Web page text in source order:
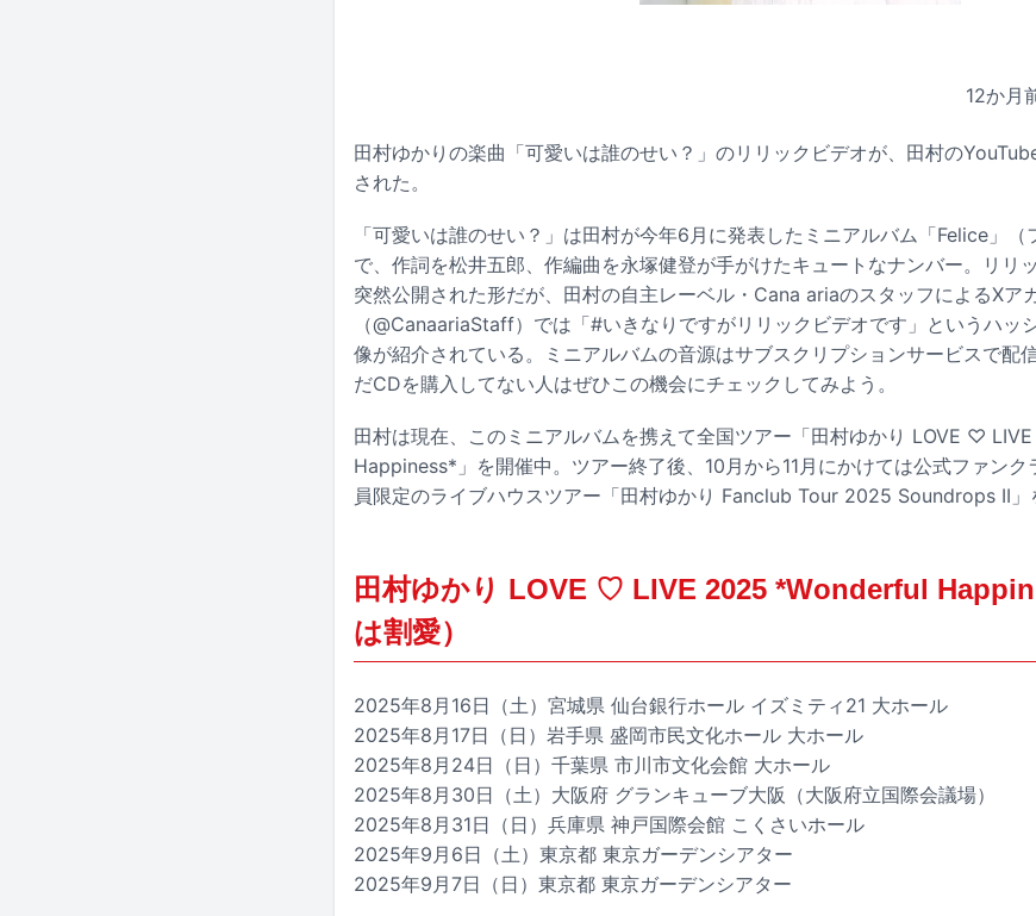
12か月
田村ゆかりの楽曲「可愛いは誰のせい？」のリリックビデオが、田村の
された。
「可愛いは誰のせい？」は田村が今年6月に発表したミニアルバム「Felice」（
で、作詞を松井五郎、作編曲を永塚健登が手がけたキュートなナンバー。リリ
突然公開された形だが、田村の自主レーベル・Cana ariaのスタッフによるXア
（@CanaariaStaff）では「#いきなりですがリリックビデオです」というハッ
像が紹介されている。ミニアルバムの音源はサブスクリプションサービスで配
だCDを購入してない人はぜひこの機会にチェックしてみよう。
田村は現在、このミニアルバムを携えて全国ツアー「田村ゆかり LOVE ♡
Happiness*」を開催中。ツアー終了後、10月から11月にかけては公式ファン
員限定のライブハウスツアー「田村ゆかり Fanclub Tour 2025 Soundrops II」
田村ゆかり LOVE ♡ LIVE 2025 *Wonderful
は割愛）
2025年8月16日（土）宮城県 仙台銀行ホール イズミティ21 大ホール
2025年8月17日（日）岩手県 盛岡市民文化ホール 大ホール
2025年8月24日（日）千葉県 市川市文化会館 大ホール
2025年8月30日（土）大阪府 グランキューブ大阪（大阪府立国際会議場）
2025年8月31日（日）兵庫県 神戸国際会館 こくさいホール
2025年9月6日（土）東京都 東京ガーデンシアター
2025年9月7日（日）東京都 東京ガーデンシアター